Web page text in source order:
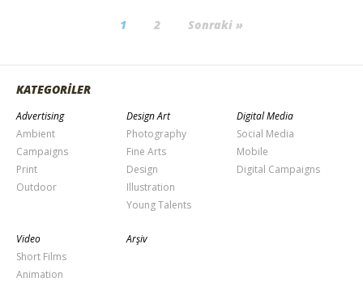
1 2 Sonraki »
KATEGORİLER
Advertising
Ambient
Campaigns
Print
Outdoor
Design Art
Photography
Fine Arts
Design
Illustration
Young Talents
Digital Media
Social Media
Mobile
Digital Campaigns
Video
Short Films
Animation
Arşiv